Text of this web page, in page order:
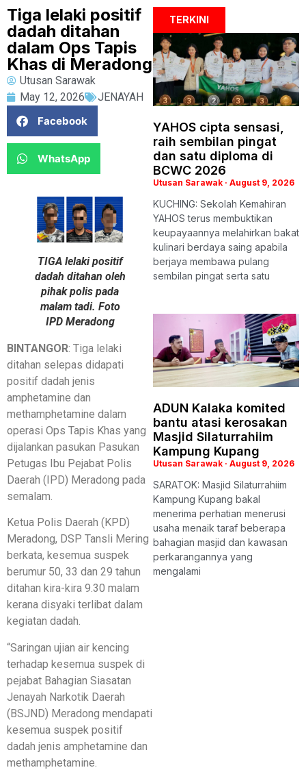
Tiga lelaki positif
dadah ditahan
dalam Ops Tapis
Khas di Meradong
Utusan Sarawak
May 12, 2026
JENAYAH
Facebook
WhatsApp
TIGA lelaki positif
dadah ditahan oleh
pihak polis pada
malam tadi. Foto
IPD Meradong
BINTANGOR: Tiga lelaki
ditahan selepas didapati
positif dadah jenis
amphetamine dan
methamphetamine dalam
operasi Ops Tapis Khas yang
dijalankan pasukan Pasukan
Petugas Ibu Pejabat Polis
Daerah (IPD) Meradong pada
semalam.
Ketua Polis Daerah (KPD)
Meradong, DSP Tansli Mering
berkata, kesemua suspek
berumur 50, 33 dan 29 tahun
ditahan kira-kira 9.30 malam
kerana disyaki terlibat dalam
kegiatan dadah.
“Saringan ujian air kencing
terhadap kesemua suspek di
pejabat Bahagian Siasatan
Jenayah Narkotik Daerah
(BSJND) Meradong mendapati
kesemua suspek positif
dadah jenis amphetamine dan
methamphetamine.
TERKINI
YAHOS cipta sensasi,
raih sembilan pingat
dan satu diploma di
BCWC 2026
Utusan Sarawak August 9, 2026
KUCHING: Sekolah Kemahiran
YAHOS terus membuktikan
keupayaannya melahirkan bakat
kulinari berdaya saing apabila
berjaya membawa pulang
sembilan pingat serta satu
ADUN Kalaka komited
bantu atasi kerosakan
Masjid Silaturrahiim
Kampung Kupang
Utusan Sarawak August 9, 2026
SARATOK: Masjid Silaturrahiim
Kampung Kupang bakal
menerima perhatian menerusi
usaha menaik taraf beberapa
bahagian masjid dan kawasan
perkarangannya yang
mengalami